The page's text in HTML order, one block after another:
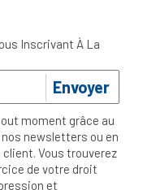
Inscrivant À La
Envoyer
moment grâce au
newsletters ou en
Vous trouverez
de votre droit
et